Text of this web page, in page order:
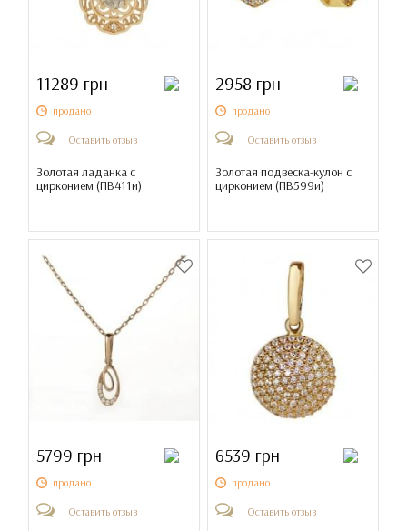
11289 грн
продано
Оставить отзыв
Золотая ладанка с
цирконием (ПВ411и)
2958 грн
продано
Оставить отзыв
Золотая подвеска-кулон с
цирконием (ПВ599и)
5799 грн
продано
Оставить отзыв
6539 грн
продано
Оставить отзыв